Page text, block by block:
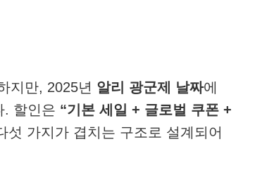
지만, 2025년 알리 광군제 날짜에
. 할인은 “기본 세일 + 글로벌 쿠폰 +
섯 가지가 겹치는 구조로 설계되어